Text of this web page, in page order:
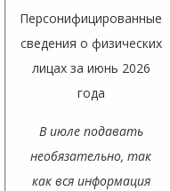
Персонифицированные
сведения о физических
лицах за июнь 2026
года
В июле подавать
необязательно, так
как вся информация